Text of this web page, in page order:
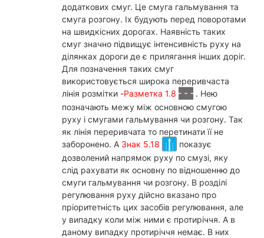
додаткових смуг. Це смуга гальмування та
смуга розгону. Іх будують перед поворотами
на швидкісних дорогах. Наявність таких
смуг значно підвищує інтенсивність руху на
ділянках дороги де є прилягання інших доріг.
Для позначення таких смуг
використовується широка переривчаста
лінія розмітки -Разметка 1.8
. Нею
позначають межу між основною смугою
руху і смугами гальмування чи розгону. Так
як лінія переривчата то перетинати її не
заборонено. А Знак 5.18
показує
дозволений напрямок руху по смузі, яку
слід рахувати як основну по відношенню до
смуги гальмування чи розгону. В розділі
регулювання руху дійсно вказано про
пріоритетність цих засобів регулювання, але
у випадку коли між ними є протиріччя. А в
даному випадку протиріччя немає. В них